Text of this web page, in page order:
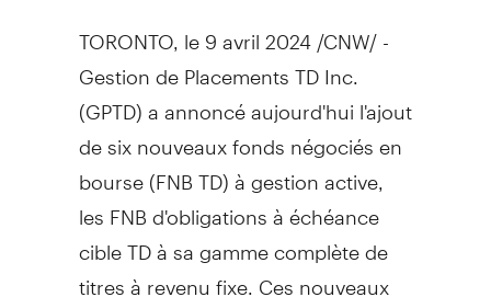
TORONTO, le 9 avril 2024 /CNW/ -
Gestion de Placements TD Inc.
(GPTD) a annoncé aujourd'hui l'ajout
de six nouveaux fonds négociés en
bourse (FNB TD) à gestion active,
les FNB d'obligations à échéance
cible TD à sa gamme complète de
titres à revenu fixe. Ces nouveaux